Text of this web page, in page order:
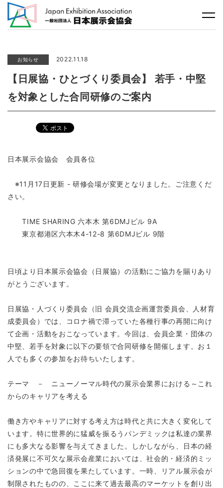
お知らせ 2022.11.18
【日展協・ひとづくり委員会】 若手・中堅
を対象とした合同研修のご案内
日本展示会協会 会員各位
※11月17日更新 - 研修会場が変更となりました。ご注意くだ
さい。
TIME SHARING 六本木 第6DMJビル 9A
東京都港区六本木4-12-8 第6DMJビル 9階
日頃より日本展示会協会（日展協）の活動にご協力を賜りあり
がとうございます。
日展協・人づくり委員会（旧 会員交流企画運営委員会、人材育
成委員会）では、コロナ禍で滞っていた各種行事の再開に向け
て企画・活動をおこなっています。今回は、会員企業・団体の
中堅、若手を対象に以下の要領で合同研修を開催します。お１
人でも多くの参加をお待ちいたします。
テーマ － ニューノーマル時代の展示会業界における～これ
からのキャリアを考える
働き方やキャリアに対する考え方は時代と共に大きく変化して
います。特に世界的に猛威を振るうパンデミックは私達の業界
にも多大なる影響を与えてきました。しかしながら、日本の経
済発展に不可欠な展示会産業においては、社会的・経済的ミッ
ションの中で急回復を果たしています。一時、リアル展示会が
制限されたものの、ここに来て過去最高のマーケットを創り出